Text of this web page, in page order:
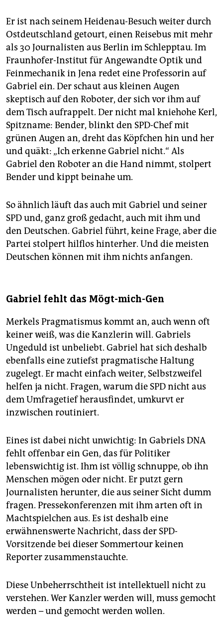
Er ist nach seinem Heidenau-Besuch weiter durch
Ostdeutschland getourt, einen Reisebus mit mehr
als 30 Journalisten aus Berlin im Schlepptau. Im
Fraunhofer-Institut für Angewandte Optik und
Feinmechanik in Jena redet eine Professorin auf
Gabriel ein. Der schaut aus kleinen Augen
skeptisch auf den Roboter, der sich vor ihm auf
dem Tisch aufrappelt. Der nicht mal kniehohe Kerl,
Spitzname: Bender, blinkt den SPD-Chef mit
grünen Augen an, dreht das Köpfchen hin und her
und quäkt: „Ich erkenne Gabriel nicht.“ Als
Gabriel den Roboter an die Hand nimmt, stolpert
Bender und kippt beinahe um.
So ähnlich läuft das auch mit Gabriel und seiner
SPD und, ganz groß gedacht, auch mit ihm und
den Deutschen. Gabriel führt, keine Frage, aber die
Partei stolpert hilflos hinterher. Und die meisten
Deutschen können mit ihm nichts anfangen.
Gabriel fehlt das Mögt-mich-Gen
Merkels Pragmatismus kommt an, auch wenn oft
keiner weiß, was die Kanzlerin will. Gabriels
Ungeduld ist unbeliebt. Gabriel hat sich deshalb
ebenfalls eine zutiefst pragmatische Haltung
zugelegt. Er macht einfach weiter, Selbstzweifel
helfen ja nicht. Fragen, warum die SPD nicht aus
dem Umfragetief herausfindet, umkurvt er
inzwischen routiniert.
Eines ist dabei nicht unwichtig: In Gabriels DNA
fehlt offenbar ein Gen, das für Politiker
lebenswichtig ist. Ihm ist völlig schnuppe, ob ihn
Menschen mögen oder nicht. Er putzt gern
Journalisten herunter, die aus seiner Sicht dumm
fragen. Pressekonferenzen mit ihm arten oft in
Machtspielchen aus. Es ist deshalb eine
erwähnenswerte Nachricht, dass der SPD-
Vorsitzende bei dieser Sommertour keinen
Reporter zusammenstauchte.
Diese Unbeherrschtheit ist intellektuell nicht zu
verstehen. Wer Kanzler werden will, muss gemocht
werden – und gemocht werden wollen.